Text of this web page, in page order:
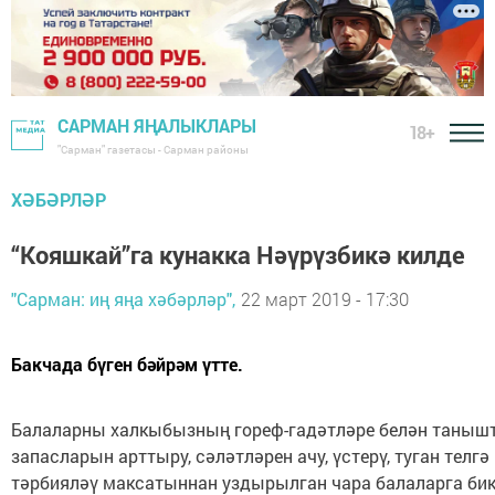
САРМАН ЯҢАЛЫКЛАРЫ
"Сарман" газетасы - Сарман районы
18+
ХӘБӘРЛӘР
“Кояшкай”га кунакка Нәүрүзбикә килде
"Сарман: иң яңа хәбәрләр", 22 март 2019 - 17:30
Бакчада бүген бәйрәм үтте.
Балаларны халкыбызның гореф-гадәтләре белән
запасларын арттыру, сәләтләрен ачу, үстерү, туган
тәрбияләү максатыннан уздырылган чара балаларга